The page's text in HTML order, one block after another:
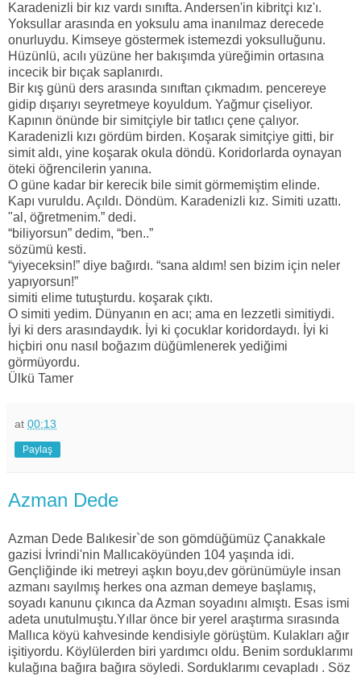
Karadenizli bir kız vardı sınıfta. Andersen'in kibritçi kız'ı.
Yoksullar arasında en yoksulu ama inanılmaz derecede
onurluydu. Kimseye göstermek istemezdi yoksulluğunu.
Hüzünlü, acılı yüzüne her bakışımda yüreğimin ortasına
incecik bir bıçak saplanırdı.
Bir kış günü ders arasında sınıftan çıkmadım. pencereye
gidip dışarıyı seyretmeye koyuldum. Yağmur çiseliyor.
Kapının önünde bir simitçiyle bir tatlıcı çene çalıyor.
Karadenizli kızı gördüm birden. Koşarak simitçiye gitti, bir
simit aldı, yine koşarak okula döndü. Koridorlarda oynayan
öteki öğrencilerin yanına.
O güne kadar bir kerecik bile simit görmemiştim elinde.
Kapı vuruldu. Açıldı. Döndüm. Karadenizli kız. Simiti uzattı.
"al, öğretmenim.” dedi.
“biliyorsun” dedim, “ben..”
sözümü kesti.
“yiyeceksin!” diye bağırdı. “sana aldım! sen bizim için neler
yapıyorsun!”
simiti elime tutuşturdu. koşarak çıktı.
O simiti yedim. Dünyanın en acı; ama en lezzetli simitiydi.
İyi ki ders arasındaydık. İyi ki çocuklar koridordaydı. İyi ki
hiçbiri onu nasıl boğazım düğümlenerek yediğimi
görmüyordu.
Ülkü Tamer
at 00:13
Paylaş
Azman Dede
Azman Dede Balıkesir`de son gömdüğümüz Çanakkale
gazisi İvrindi'nin Mallıcaköyünden 104 yaşında idi.
Gençliğinde iki metreyi aşkın boyu,dev görünümüyle insan
azmanı sayılmış herkes ona azman demeye başlamış,
soyadı kanunu çıkınca da Azman soyadını almıştı. Esas ismi
adeta unutulmuştu.Yıllar önce bir yerel araştırma sırasında
Mallıca köyü kahvesinde kendisiyle görüştüm. Kulakları ağır
işitiyordu. Köylülerden biri yardımcı oldu. Benim sorduklarımı
kulağına bağıra bağıra söyledi. Sorduklarımı cevapladı . Söz